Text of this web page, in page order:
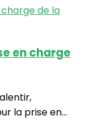
en charge
la prise en...